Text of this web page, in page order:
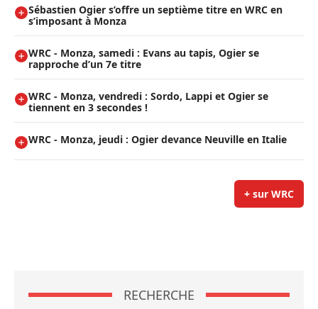
Sébastien Ogier s’offre un septième titre en WRC en
s’imposant à Monza
WRC - Monza, samedi : Evans au tapis, Ogier se
rapproche d’un 7e titre
WRC - Monza, vendredi : Sordo, Lappi et Ogier se
tiennent en 3 secondes !
WRC - Monza, jeudi : Ogier devance Neuville en Italie
+ sur WRC
RECHERCHE